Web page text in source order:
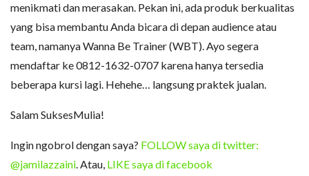
menikmati dan merasakan. Pekan ini, ada produk berkualitas
yang bisa membantu Anda bicara di depan audience atau
team, namanya Wanna Be Trainer (WBT). Ayo segera
mendaftar ke 0812-1632-0707 karena hanya tersedia
beberapa kursi lagi. Hehehe… langsung praktek jualan.
Salam SuksesMulia!
Ingin ngobrol dengan saya? FOLLOW saya di twitter:
@jamilazzaini. Atau, LIKE saya di facebook